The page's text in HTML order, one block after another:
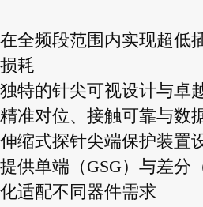
在全频段范围内实现超低
损耗
独特的针尖可视设计与卓
精准对位、接触可靠与数
伸缩式探针尖端保护装置
提供单端（GSG）与差分
化适配不同器件需求